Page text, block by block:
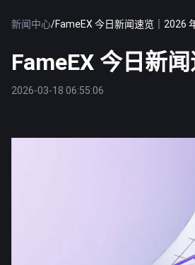
新闻中心/FameEX 今日新闻速览｜2026
FameEX 今日新
2026-03-18 06:55:06